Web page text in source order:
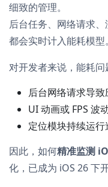
细致的管理。
后台任务、网络请求
都会实时计入能耗模型。
对开发者来说，能耗问
后台网络请求导致
UI 动画或 FPS 波
定位模块持续运行
因此，如何精准监测
化，已成为 iOS 26 下